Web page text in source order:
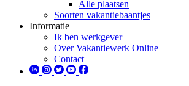
Alle plaatsen
Soorten vakantiebaantjes
Informatie
Ik ben werkgever
Over Vakantiewerk Online
Contact